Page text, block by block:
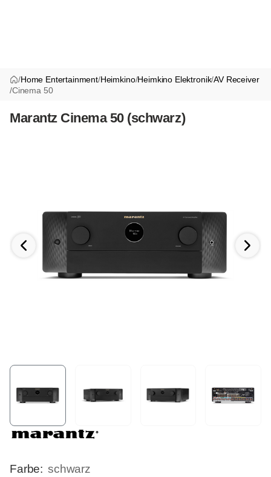
/Home Entertainment/Heimkino/Heimkino Elektronik/AV Receiver
/Cinema 50
Marantz Cinema 50 (schwarz)
Farbe: schwarz